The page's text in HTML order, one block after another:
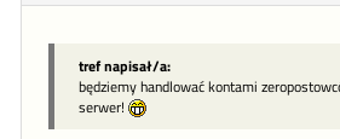
tref napisał/a:
będziemy handlować kontami
serwer!